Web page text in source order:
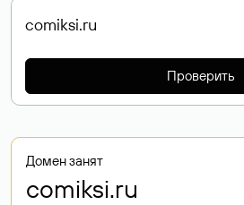
Проверить
Домен занят
comiksi.ru